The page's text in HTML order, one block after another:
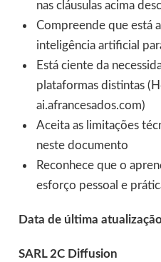
nas cláusulas acima
Compreende que está
inteligência artificial
Está ciente da
plataformas distintas
ai.afrancesados.com)
Aceita as limitações
neste documento
Reconhece que o
esforço pessoal e
Data de última
SARL 2C Diffusion